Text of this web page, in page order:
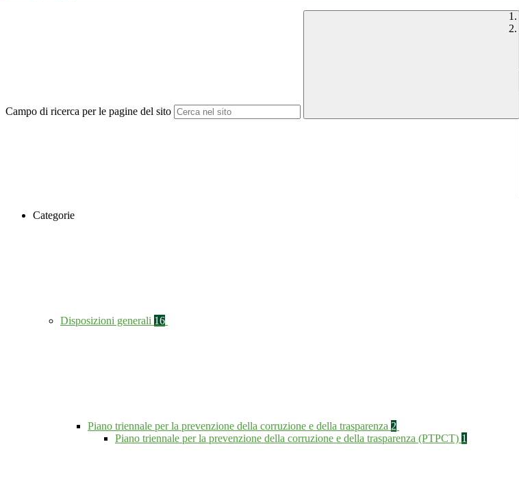
Campo di ricerca per le pagine del sito
Categorie
Disposizioni generali 16
Piano triennale per la prevenzione della corruzione e della trasparenza 2
Piano triennale per la prevenzione della corruzione e della trasparenza (PTPCT) 1